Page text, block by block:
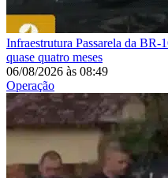
Infraestrutura Passarela da BR-
quase quatro meses
06/08/2026 às 08:49
Operação